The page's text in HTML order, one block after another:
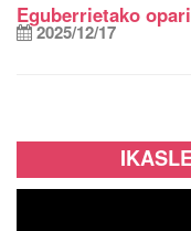
Eguberrietako
2025/12/17